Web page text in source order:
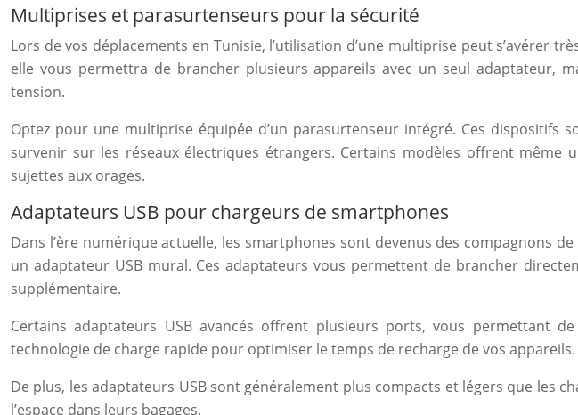
Multiprises et parasurtenseurs pour la sécurité
Lors de vos déplacements en Tunisie, l’utilisation d’une multiprise peut s’avérer
elle vous permettra de brancher plusieurs appareils avec un seul adaptateur,
tension.
Optez pour une multiprise équipée d’un parasurtenseur intégré. Ces
survenir sur les réseaux électriques étrangers. Certains modèles offrent
sujettes aux orages.
Adaptateurs USB pour chargeurs de smartphones
Dans l’ère numérique actuelle, les smartphones sont devenus des compagnons
un adaptateur USB mural. Ces adaptateurs vous permettent de brancher
supplémentaire.
Certains adaptateurs USB avancés offrent plusieurs ports, vous permettant
technologie de charge rapide pour optimiser le temps de recharge de vos appareils.
De plus, les adaptateurs USB sont généralement plus compacts et légers que les
l’espace dans leurs bagages.